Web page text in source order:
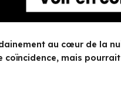
au cœur de la
coïncidence, mais